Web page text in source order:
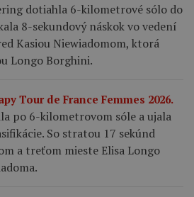
dotiahla 6-kilometrové sólo do
8-sekundový náskok vo vedení
Kasiou Niewiadomom, ktorá
Longo Borghini.
Tour de France Femmes 2026.
po 6-kilometrovom sóle a ujala
So stratou 17 sekúnd
a treťom mieste Elisa Longo